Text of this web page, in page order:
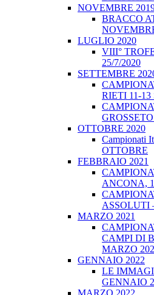
NOVEMBRE
BRACCO
LUGLIO 2020
VIII°
25/7/2020
SETTEMBRE
RIETI 11-13
OTTOBRE 2020
Campionati
OTTOBRE
FEBBRAIO 2021
ANCONA,
ASSOLUTI
MARZO 2021
CAMPI DI
MARZO
GENNAIO 2022
LE
GENNAIO
MARZO 2022